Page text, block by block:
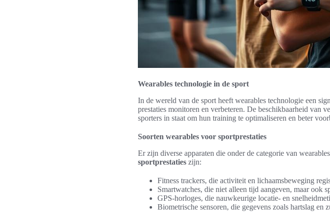
Wearables technologie in de sport
In de wereld van de sport heeft wearables technologie een
prestaties monitoren en verbeteren. De beschikbaarheid van
sporters in staat om hun training te optimaliseren en beter
Soorten wearables voor sportprestaties
Er zijn diverse apparaten die onder de categorie van
sportprestaties zijn:
Fitness trackers, die activiteit en lichaamsbeweging
Smartwatches, die niet alleen tijd aangeven, maar ook
GPS-horloges, die nauwkeurige locatie- en
Biometrische sensoren, die gegevens zoals hartslag en